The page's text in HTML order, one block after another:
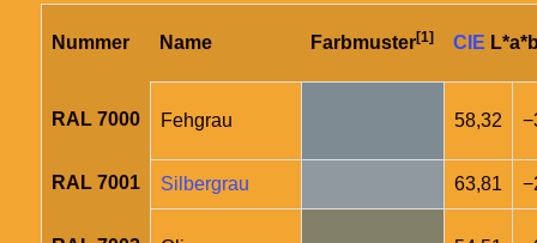
Nummer Name Farbmuster[1] CIE
RAL 7000 Fehgrau 58,32
RAL 7001 Silbergrau 63,81